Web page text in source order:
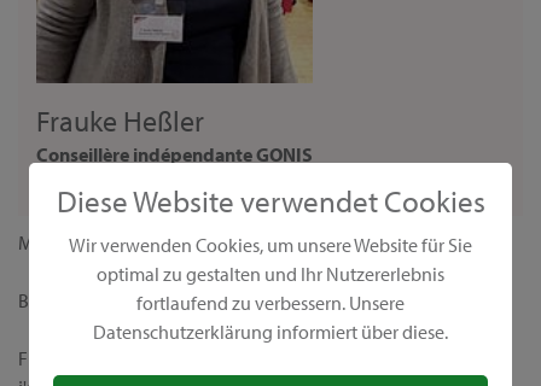
Diese Website verwendet Cookies
Wir verwenden Cookies, um unsere Website für Sie
optimal zu gestalten und Ihr Nutzererlebnis
fortlaufend zu verbessern. Unsere
Datenschutzerklärung informiert über diese.
Frauke Heßler
Conseillère indépendante GONIS
Madame,
Bienvenue sur ma page personnelle de conseillère GONIS !
Fidèle à la devise "Nous rendons le monde plus coloré",